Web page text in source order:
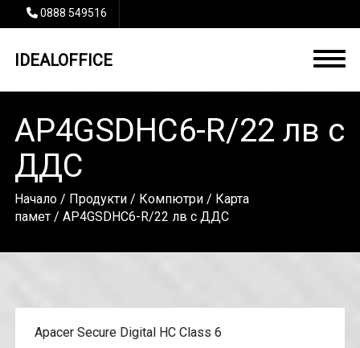
0888 549516
IDEALOFFICE
AP4GSDHC6-R/22 лв с
ДДС
Начало/ Продукти/ Компютри/ Карта
памет/ AP4GSDHC6-R/22 лв с ДДС
Apacer Secure Digital HC Class 6